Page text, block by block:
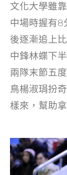
文化大學雖
中場時握有8
後逐漸追上
中鋒林蝶下
兩隊末節五
鳥楊淑琄扮
樣來，幫助